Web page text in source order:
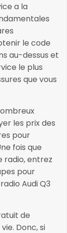
a la
le code
au-dessus et
le plus
que vous
les prix des
pour
fois que
radio, entrez
pour
Audi Q3
de
Donc, si